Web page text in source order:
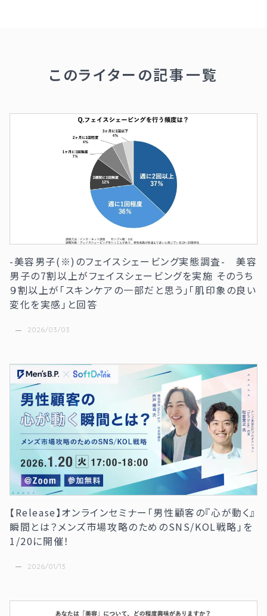
このライターの記事一覧
-美容男子(※)のフェイスシェービング実態調査- 美容
男子の7割以上がフェイスシェービングを実施 そのうち
９割以上が「スキンケアの一部だと思う」「肌印象の良い
変化を実感」と回答
2026/03/03
【Release】オンラインセミナー「男性顧客の『心が動く』
瞬間とは？メンズ市場攻略のためのSNS/KOL戦略」を
1/20に開催！
2026/01/13